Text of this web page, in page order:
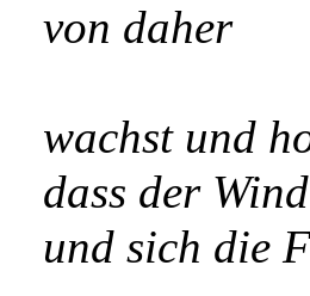
von daher
wachst und
dass der
und sich die